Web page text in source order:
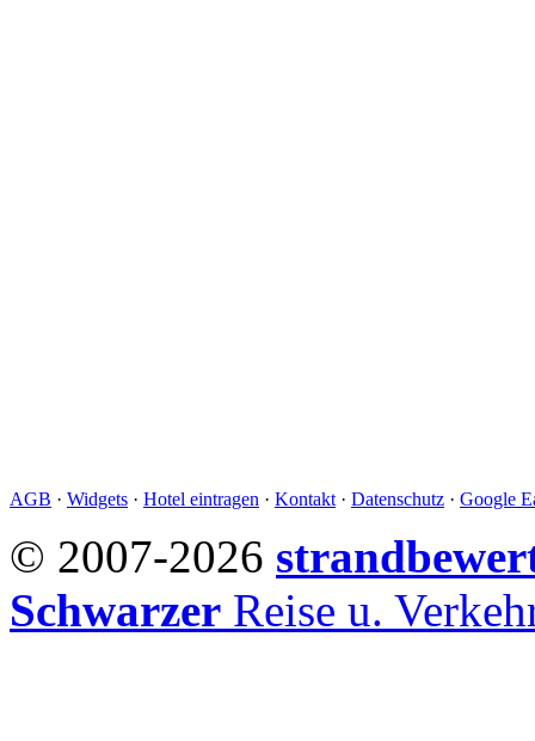
AGB · Widgets · Hotel eintragen · Kontakt · Datenschutz · Google
© 2007-2026
Schwarzer Reise u.